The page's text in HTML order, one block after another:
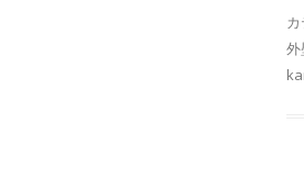
外